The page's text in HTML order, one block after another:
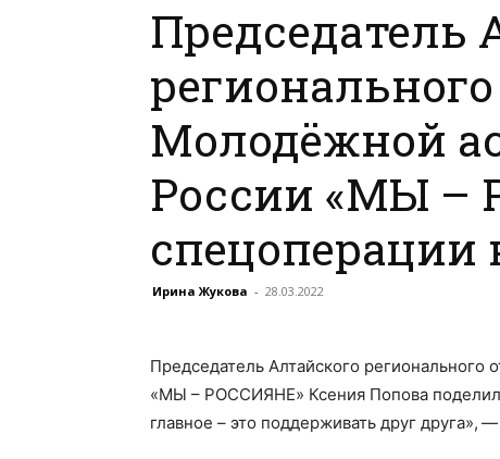
Председатель
Молодёжной
России «МЫ –
спецоперации
Ирина Жукова - 28.03.2022
Председатель Алтайского
«МЫ – РОССИЯНЕ» Ксения Попова
главное – это поддерживать друг друга»,